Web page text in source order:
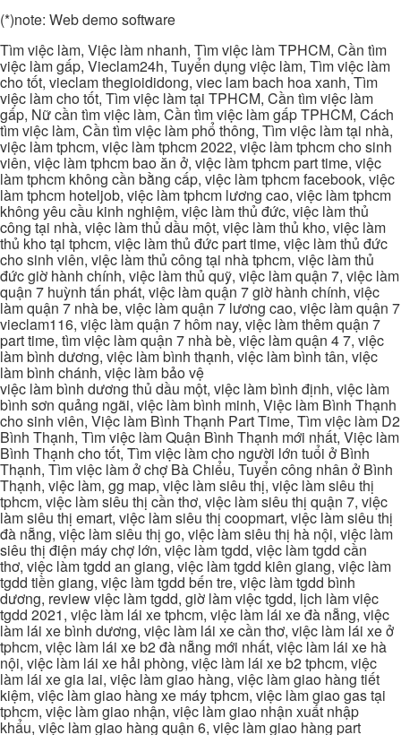
(*)note: Web demo software
Tìm việc làm, Việc làm nhanh, Tìm việc làm TPHCM, Cần tìm
việc làm gấp, Vieclam24h, Tuyển dụng việc làm, Tìm việc làm
cho tốt, vieclam thegioididong, viec lam bach hoa xanh, Tìm
việc làm cho tốt, Tìm việc làm tại TPHCM, Cần tìm việc làm
gấp, Nữ cần tìm việc làm, Cần tìm việc làm gấp TPHCM, Cách
tìm việc làm, Cần tìm việc làm phổ thông, Tìm việc làm tại nhà,
việc làm tphcm, việc làm tphcm 2022, việc làm tphcm cho sinh
viên, việc làm tphcm bao ăn ở, việc làm tphcm part time, việc
làm tphcm không cần bằng cấp, việc làm tphcm facebook, việc
làm tphcm hoteljob, việc làm tphcm lương cao, việc làm tphcm
không yêu cầu kinh nghiệm, việc làm thủ đức, việc làm thủ
công tại nhà, việc làm thủ dầu một, việc làm thủ kho, việc làm
thủ kho tại tphcm, việc làm thủ đức part time, việc làm thủ đức
cho sinh viên, việc làm thủ công tại nhà tphcm, việc làm thủ
đức giờ hành chính, việc làm thủ quỹ, việc làm quận 7, việc làm
quận 7 huỳnh tấn phát, việc làm quận 7 giờ hành chính, việc
làm quận 7 nhà be, việc làm quận 7 lương cao, việc làm quận 7
vieclam116, việc làm quận 7 hôm nay, việc làm thêm quận 7
part time, tìm việc làm quận 7 nhà bè, việc làm quận 4 7, việc
làm bình dương, việc làm bình thạnh, việc làm bình tân, việc
làm bình chánh, việc làm bảo vệ
việc làm bình dương thủ dầu một, việc làm bình định, việc làm
bình sơn quảng ngãi, việc làm bình minh, Việc làm Bình Thạnh
cho sinh viên, Việc làm Bình Thạnh Part Time, Tìm việc làm D2
Bình Thạnh, Tìm việc làm Quận Bình Thạnh mới nhất, Việc làm
Bình Thạnh cho tốt, Tìm việc làm cho người lớn tuổi ở Bình
Thạnh, Tìm việc làm ở chợ Bà Chiểu, Tuyển công nhân ở Bình
Thạnh, việc làm, gg map, việc làm siêu thị, việc làm siêu thị
tphcm, việc làm siêu thị cần thơ, việc làm siêu thị quận 7, việc
làm siêu thị emart, việc làm siêu thị coopmart, việc làm siêu thị
đà nẵng, việc làm siêu thị go, việc làm siêu thị hà nội, việc làm
siêu thị điện máy chợ lớn, việc làm tgdd, việc làm tgdd cần
thơ, việc làm tgdd an giang, việc làm tgdd kiên giang, việc làm
tgdd tiền giang, việc làm tgdd bến tre, việc làm tgdd bình
dương, review việc làm tgdd, giờ làm việc tgdd, lịch làm việc
tgdd 2021, việc làm lái xe tphcm, việc làm lái xe đà nẵng, việc
làm lái xe bình dương, việc làm lái xe cần thơ, việc làm lái xe ở
tphcm, việc làm lái xe b2 đà nẵng mới nhất, việc làm lái xe hà
nội, việc làm lái xe hải phòng, việc làm lái xe b2 tphcm, việc
làm lái xe gia lai, việc làm giao hàng, việc làm giao hàng tiết
kiệm, việc làm giao hàng xe máy tphcm, việc làm giao gas tại
tphcm, việc làm giao nhận, việc làm giao nhận xuất nhập
khẩu, việc làm giao hàng quận 6, việc làm giao hàng part